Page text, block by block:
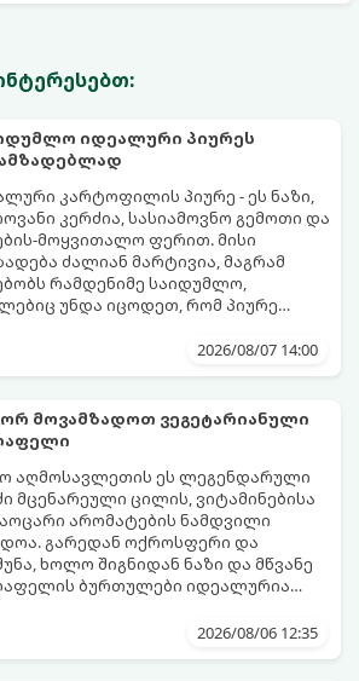
იდეალური პიურეს
კარტოფილის პიურე - ეს ნაზი,
კერძია, სასიამოვნო გემოთი და
მოყვითალო ფერით. მისი
ძალიან მარტივია, მაგრამ
რამდენიმე საიდუმლო,
უნდა იცოდეთ, რომ პიურე
2026/08/07 14:00
მოვამზადოთ ვეგეტარიანული
აღმოსავლეთის ეს ლეგენდარული
მცენარეული ცილის, ვიტამინებისა
არომატების ნამდვილი
გარედან ოქროსფერი და
ხოლო შიგნიდან ნაზი და მწვანე
ბურთულები იდეალურია
ერთად ან ტახინის (სესამის)
რომ გამოიყენება2026/08/06 12:35